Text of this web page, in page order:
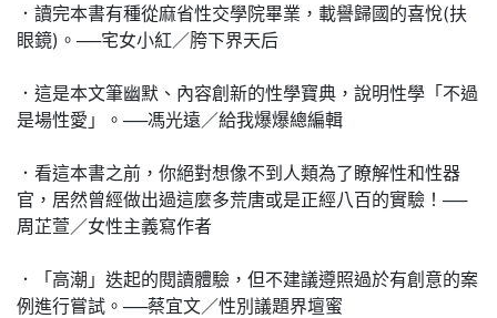
．讀完本書有種從麻省性交學院畢業，載譽歸國的喜悅(扶
眼鏡)。──宅女小紅／胯下界天后
．這是本文筆幽默、內容創新的性學寶典，說明性學「不過
是場性愛」。──馮光遠／給我爆爆總編輯
．看這本書之前，你絕對想像不到人類為了瞭解性和性器
官，居然曾經做出過這麼多荒唐或是正經八百的實驗！──
周芷萱／女性主義寫作者
．「高潮」迭起的閱讀體驗，但不建議遵照過於有創意的案
例進行嘗試。──蔡宜文／性別議題界壇蜜